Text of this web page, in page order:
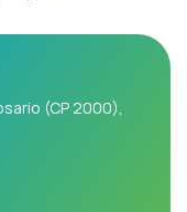
(CP 2000),